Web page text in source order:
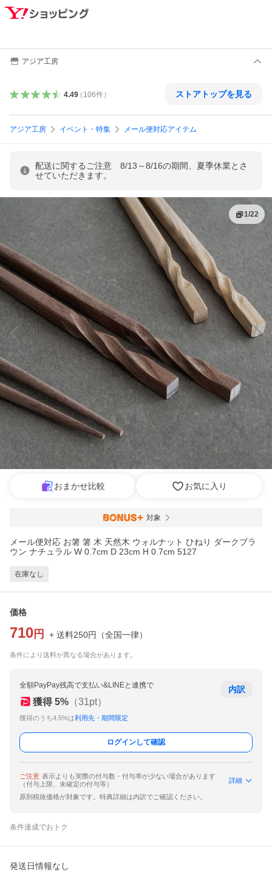
アジア工房
4.49（ 106件） ストアトップを見る
アジア工房 イベント・特集 メール便対応アイテム
配送に関するご注意 8/13～8/16の期間、夏季休業とさ
せていただきます。
1/22
おまかせ比較 お気に入り
対象
メール便対応 お箸 箸 木 天然木 ウォルナット ひねり ダークブラ
ウン ナチュラル W 0.7cm D 23cm H 0.7cm 5127
在庫なし
価格
710 円 + 送料250円 （全国一律）
条件により送料が異なる場合があります。
全額PayPay残高で支払い&LINEと連携で
獲得 5% （31pt）
獲得のうち4.5%は利用先・期間限定
内訳
ログインして確認
ご注意 表示よりも実際の付与数・付与率が少ない場合があります
（付与上限、未確定の付与等）
詳細
原則税抜価格が対象です。特典詳細は内訳でご確認ください。
条件達成でおトク
発送日情報なし